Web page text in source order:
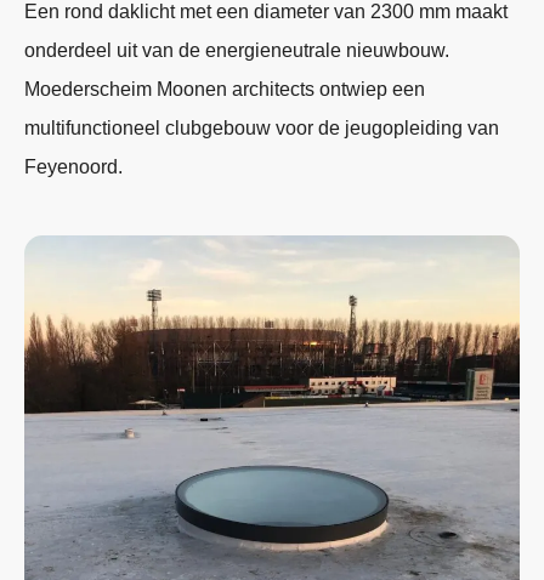
Een rond daklicht met een diameter van 2300 mm maakt
onderdeel uit van de energieneutrale nieuwbouw.
Moederscheim Moonen architects ontwiep een
multifunctioneel clubgebouw voor de jeugopleiding van
Feyenoord.